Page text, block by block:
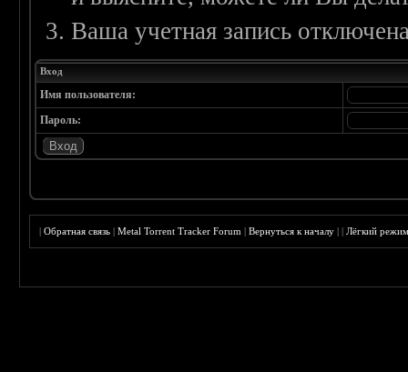
Ваша учетная запись
Вход
Имя пользователя:
Пароль:
|Обратная связь |Metal Torrent Tracker Forum |Вернуться к началу ||Лёгкий